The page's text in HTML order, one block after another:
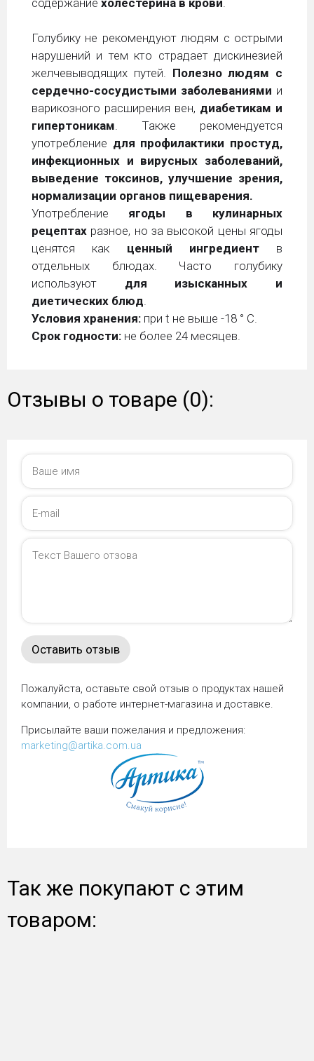
содержание холестерина в крови.
Голубику не рекомендуют людям с острыми
нарушений и тем кто страдает дискинезией
желчевыводящих путей. Полезно людям с
сердечно-сосудистыми заболеваниями и
варикозного расширения вен, диабетикам и
гипертоникам. Также рекомендуется
употребление для профилактики простуд,
инфекционных и вирусных заболеваний,
выведение токсинов, улучшение зрения,
нормализации органов пищеварения.
Употребление ягоды в кулинарных
рецептах разное, но за высокой цены ягоды
ценятся как ценный ингредиентв
отдельных блюдах. Часто голубику
используют для изысканных и
диетических блюд.
Условия хранения: при t не выше -18 ° С.
Срок годности: не более 24 меcяцев.
Отзывы о товаре (0):
Пожалуйста, оставьте свой отзыв о продуктах нашей
компании, о работе интернет-магазина и доставке.
Присылайте ваши пожелания и предложения:
marketing@artika.com.ua
Так же покупают с этим
товаром: